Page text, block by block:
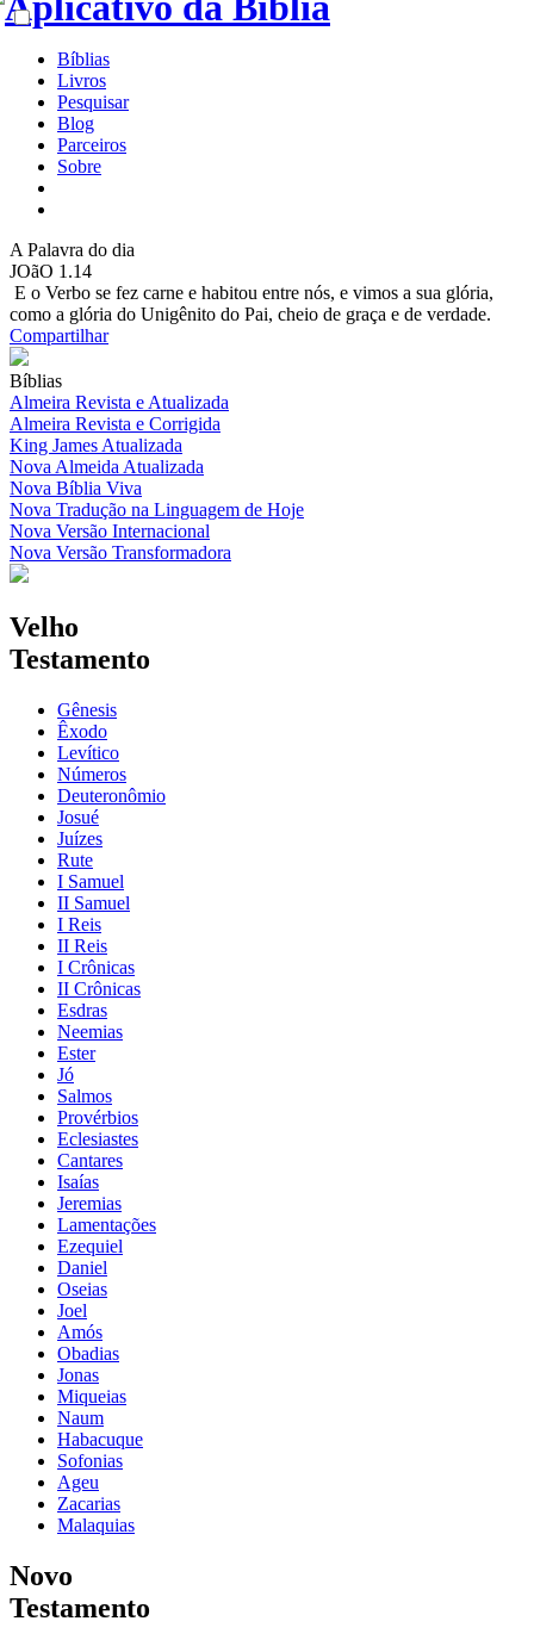
Bíblias
Livros
Pesquisar
Blog
Parceiros
Sobre
A Palavra do dia
JOãO 1.14
E o Verbo se fez carne e habitou entre nós, e vimos a sua glória,
como a glória do Unigênito do Pai, cheio de graça e de verdade.
Compartilhar
Bíblias
Almeira Revista e Atualizada
Almeira Revista e Corrigida
King James Atualizada
Nova Almeida Atualizada
Nova Bíblia Viva
Nova Tradução na Linguagem de Hoje
Nova Versão Internacional
Nova Versão Transformadora
Velho
Testamento
Gênesis
Êxodo
Levítico
Números
Deuteronômio
Josué
Juízes
Rute
I Samuel
II Samuel
I Reis
II Reis
I Crônicas
II Crônicas
Esdras
Neemias
Ester
Jó
Salmos
Provérbios
Eclesiastes
Cantares
Isaías
Jeremias
Lamentações
Ezequiel
Daniel
Oseias
Joel
Amós
Obadias
Jonas
Miqueias
Naum
Habacuque
Sofonias
Ageu
Zacarias
Malaquias
Novo
Testamento